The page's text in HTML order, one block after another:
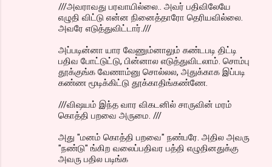
///அவராவது பரவாயில்லை.. அவர் பதிவிலேயே
எழுதி விட்டு என்ன நினைத்தாரோ தெரியவில்லை.
அவரே எடுத்துவிட்டார்.///
அப்படின்னா யார வேணும்னாலும் கண்டபடி திட்டி
பதிவ போட்டுட்டு, பின்னால எடுத்துவிடலாம். சொம்பு
தூக்குங்க வேணாம்னு சொல்லல, அதுக்காக இப்படி
கண்ண மூடிக்கிட்டு தூக்காதிங்கண்ணே.
///விஷயம் இந்த வார விகடனில் சாருவின் மரம்
கொத்தி பறவை அருமை. ///
அது "மனம் கொத்தி பறவை" நண்பரே. அதில அவரு
"நண்டு" ங்கிற வலைப்பதிவர பத்தி எழுதினதுக்கு
அவரு பதில படிங்க